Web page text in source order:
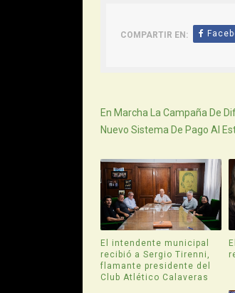
COMPARTIR EN:
En Marcha La Campaña De
Nuevo Sistema De Pago Al
El intendente municipal
recibió a Sergio Tirenni,
flamante presidente del
Club Atlético Calaveras